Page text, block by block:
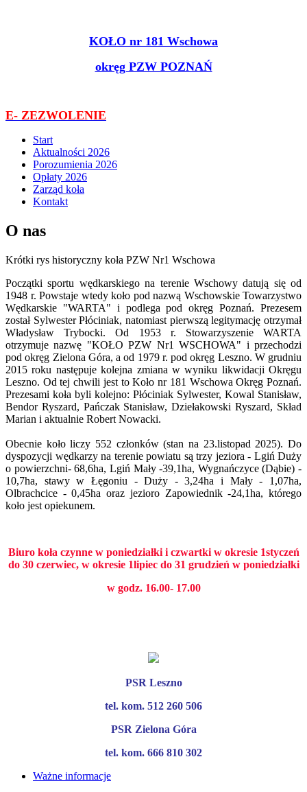
KOŁO nr 181 Wschowa
okręg PZW POZNAŃ
E- ZEZWOLENIE
Start
Aktualności 2026
Porozumienia 2026
Opłaty 2026
Zarząd koła
Kontakt
O nas
Krótki rys historyczny koła PZW Nr1 Wschowa
Początki sportu wędkarskiego na terenie Wschowy datują się od
1948 r. Powstaje wtedy koło pod nazwą Wschowskie Towarzystwo
Wędkarskie "WARTA" i podlega pod okręg Poznań. Prezesem
został Sylwester Płóciniak, natomiast pierwszą legitymację otrzymał
Władysław Trybocki. Od 1953 r. Stowarzyszenie WARTA
otrzymuje nazwę "KOŁO PZW Nr1 WSCHOWA" i przechodzi
pod okręg Zielona Góra, a od 1979 r. pod okręg Leszno. W grudniu
2015 roku następuje kolejna zmiana w wyniku likwidacji Okręgu
Leszno. Od tej chwili jest to Koło nr 181 Wschowa Okręg Poznań.
Prezesami koła byli kolejno: Płóciniak Sylwester, Kowal Stanisław,
Bendor Ryszard, Pańczak Stanisław, Dziełakowski Ryszard, Skład
Marian i aktualnie Robert Nowacki.
Obecnie koło liczy 552 członków (stan na 23.listopad 2025). Do
dyspozycji wędkarzy na terenie powiatu są trzy jeziora - Lgiń Duży
o powierzchni- 68,6ha, Lgiń Mały -39,1ha, Wygnańczyce (Dąbie) -
10,7ha, stawy w Łęgoniu - Duży - 3,24ha i Mały - 1,07ha,
Olbrachcice - 0,45ha oraz jezioro Zapowiednik -24,1ha, którego
koło jest opiekunem.
Biuro koła czynne w poniedziałki i czwartki w okresie 1styczeń
do 30 czerwiec, w okresie 1lipiec do 31 grudzień w poniedziałki
w godz. 16.00- 17.00
PSR Leszno
tel. kom. 512 260 506
PSR Zielona Góra
tel. kom. 666 810 302
Ważne informacje